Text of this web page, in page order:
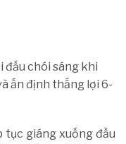
đấu chói sáng khi
ấn định thắng lợi 6-
tục giáng xuống đầu